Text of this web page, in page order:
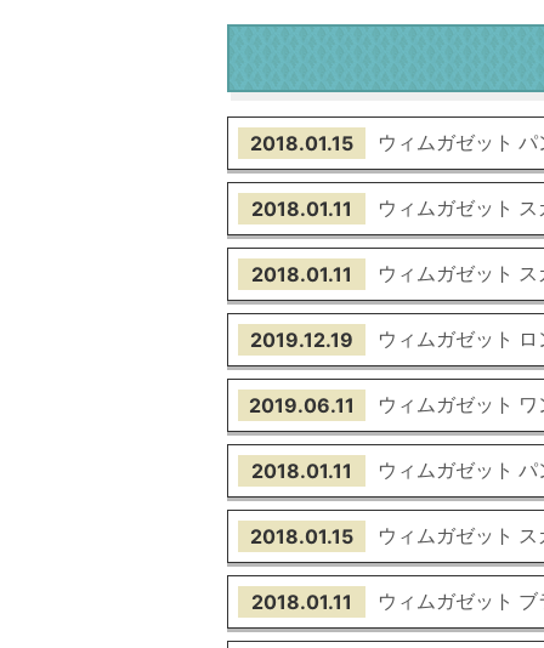
2018.01.15 ウィムガゼット パ
2018.01.11 ウィムガゼット ス
2018.01.11 ウィムガゼット ス
2019.12.19 ウィムガゼット
2019.06.11 ウィムガゼット
2018.01.11 ウィムガゼット パ
2018.01.15 ウィムガゼット ス
2018.01.11 ウィムガゼット ブ